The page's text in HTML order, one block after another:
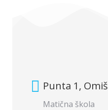
Punta 1, Omiš
Matična škola